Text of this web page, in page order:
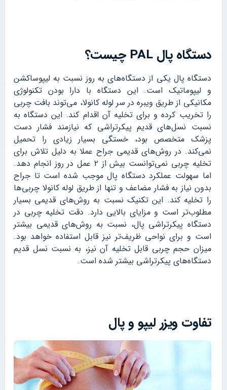
دستگاه پال PAL چیست؟
دستگاه پال یکی از دستگاه‌های به روز نسبت به لیپوساکشن
و لیپوماتیک است. این دستگاه با دارا بودن تکنولوژی
مکانیکی از طریق ویبره در سر لوله کانولا، می‌توند بافت چربی
را تخریب کرده و برای تخلیه آن اقدام کند. این دستگاه به
نسبت نسل‌های قدیم پیکرتراشی که نیازمند فشار دست
پزشک متخصص بود، خستگی بسیار زیادی را تحمیل
نمی‌کند. در روش‌های قدیمی جراح عملا به دلیل تلاش برای
تخلیه چربی نمی‌توانست بیش از ۲ عمل در روز انجام دهد.
اما سهولت عملکرد دستگاه پال موجب شده است تا جراح
بدون نیاز به فشار مضاعف و تنها از طریق لوله کانولا چربی‌ها
را تخلیه کند. این تکنیک نسبت به روش‌های قدیمی بسیار
مطلوب‌تر است و مزایای بالایی دارد. دقت تخلیه چربی در
دستگاه پیکرتراشی پال، نسبت به روش‌های قدیمی بیشتر
است و برای نواحی ظریف‌تر نیز قابل استفاده خواهد بود.
میزان حجم چربی قابل تخلیه آن نیز، به نسبت نسل قدیم
دستگاه‌های پیکرتراشی بیشتر شده است.
تفاوت ویزر لیپو و پال